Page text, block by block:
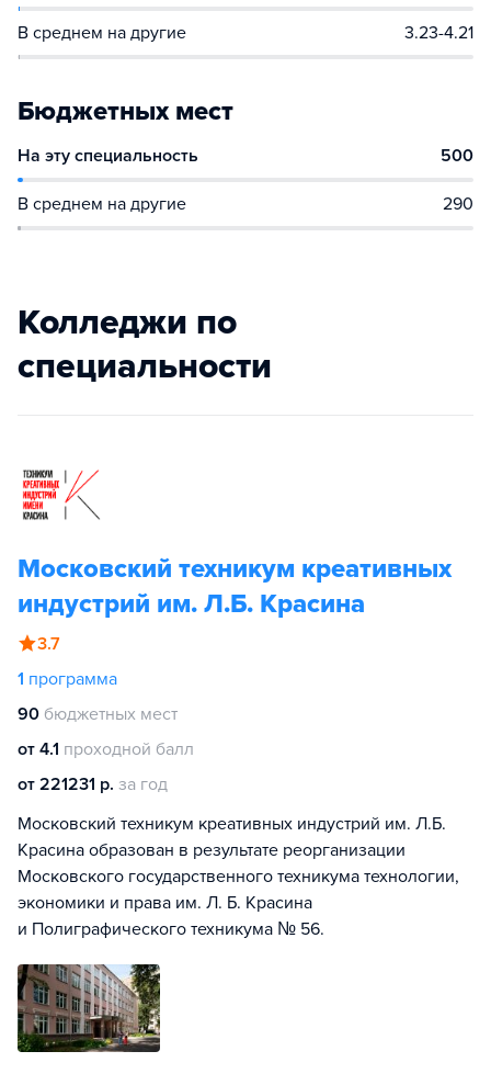
В среднем на другие 3.23-4.21
Бюджетных мест
На эту специальность 500
В среднем на другие 290
Колледжи по
специальности
Московский техникум креативных
индустрий им. Л.Б. Красина
3.7
1 программа
90 бюджетных мест
от 4.1 проходной балл
от 221231 р. за год
Московский техникум креативных индустрий им. Л.Б.
Красина образован в результате реорганизации
Московского государственного техникума технологии,
экономики и права им. Л. Б. Красина
и Полиграфического техникума № 56.